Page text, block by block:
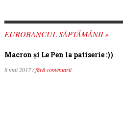
EUROBANCUL SĂPTĂMÂNII »
Macron şi Le Pen la patiserie :))
8 mai 2017 /fără comentarii